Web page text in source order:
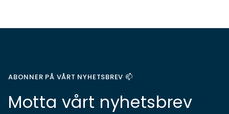
ABONNER PÅ VÅRT NYHETSBREV 📫
Motta vårt nyhetsbrev